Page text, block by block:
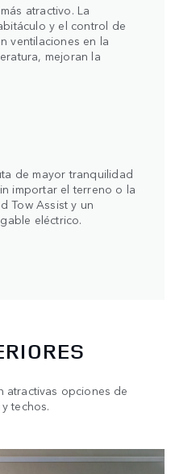
atractivo. La
y el control de
ventilaciones en la
mejoran la
de mayor tranquilidad
importar el terreno o la
Tow Assist y un
eléctrico.
atractivas opciones de
techos.